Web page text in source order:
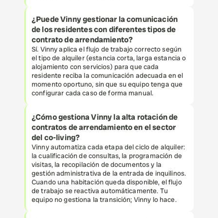
¿Puede Vinny gestionar la comunicación
de los residentes con diferentes tipos de
contrato de arrendamiento?
Sí. Vinny aplica el flujo de trabajo correcto según
el tipo de alquiler (estancia corta, larga estancia o
alojamiento con servicios) para que cada
residente reciba la comunicación adecuada en el
momento oportuno, sin que su equipo tenga que
configurar cada caso de forma manual.
¿Cómo gestiona Vinny la alta rotación de
contratos de arrendamiento en el sector
del co-living?
Vinny automatiza cada etapa del ciclo de alquiler:
la cualificación de consultas, la programación de
visitas, la recopilación de documentos y la
gestión administrativa de la entrada de inquilinos.
Cuando una habitación queda disponible, el flujo
de trabajo se reactiva automáticamente. Tu
equipo no gestiona la transición; Vinny lo hace.